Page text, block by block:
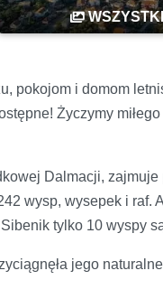
pokojom i domom
Życzymy
Dalmacji,
wysp, wysepek i raf.
tylko 10 wyspy
jego